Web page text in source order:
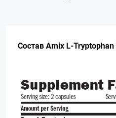
Состав Amix L-